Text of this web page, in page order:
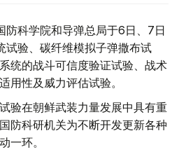
防科学院和导弹总局于6日、7日
试验、碳纤维模拟子弹撒布试
统的战斗可信度验证试验、战术
用性及威力评估试验。
验在朝鲜武装力量发展中具有重
防科研机关为不断开发更新各种
一环。